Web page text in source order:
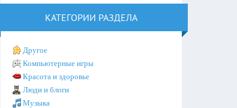
КАТЕГОРИИ РАЗДЕЛА
Другое
Компьютерные игры
Красота и здоровье
Люди и блоги
Музыка